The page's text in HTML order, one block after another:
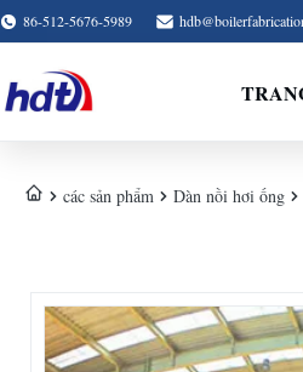
86-512-5676-5989
các sản phẩm Dàn nồi hơi ống